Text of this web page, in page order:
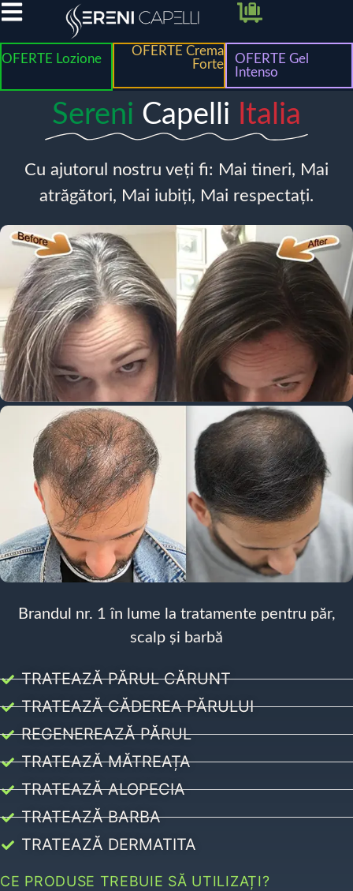
OFERTE Lozione
OFERTE Crema
Forte
OFERTE Gel
Intenso
Sereni Capelli Italia
Cu ajutorul nostru veți fi: Mai tineri, Mai
atrăgători, Mai iubiți, Mai respectați.
Brandul nr. 1 în lume la tratamente pentru păr,
scalp și barbă
TRATEAZĂ PĂRUL CĂRUNT
TRATEAZĂ CĂDEREA PĂRULUI
REGENEREAZĂ PĂRUL
TRATEAZĂ MĂTREAȚA
TRATEAZĂ ALOPECIA
TRATEAZĂ BARBA
TRATEAZĂ DERMATITA
CE PRODUSE TREBUIE SĂ UTILIZAȚI?